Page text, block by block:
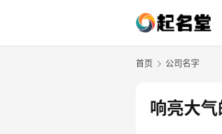
首页 公司名字
响亮大